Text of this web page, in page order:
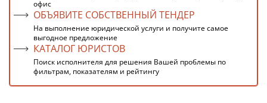
офис
ОБЪЯВИТЕ СОБСТВЕННЫЙ ТЕНДЕР
На выполнение юридической услуги и получите самое
выгодное предложение
КАТАЛОГ ЮРИСТОВ
Поиск исполнителя для решения Вашей проблемы по
фильтрам, показателям и рейтингу